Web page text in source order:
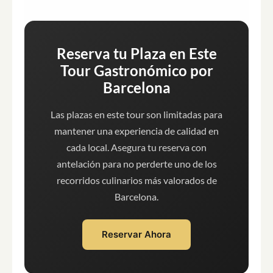
Reserva tu Plaza en Este
Tour Gastronómico por
Barcelona
Las plazas en este tour son limitadas para
mantener una experiencia de calidad en
cada local. Asegura tu reserva con
antelación para no perderte uno de los
recorridos culinarios más valorados de
Barcelona.
Reservar Ahora